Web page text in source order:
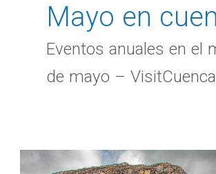
Mayo en
Eventos anuales en el
de mayo –